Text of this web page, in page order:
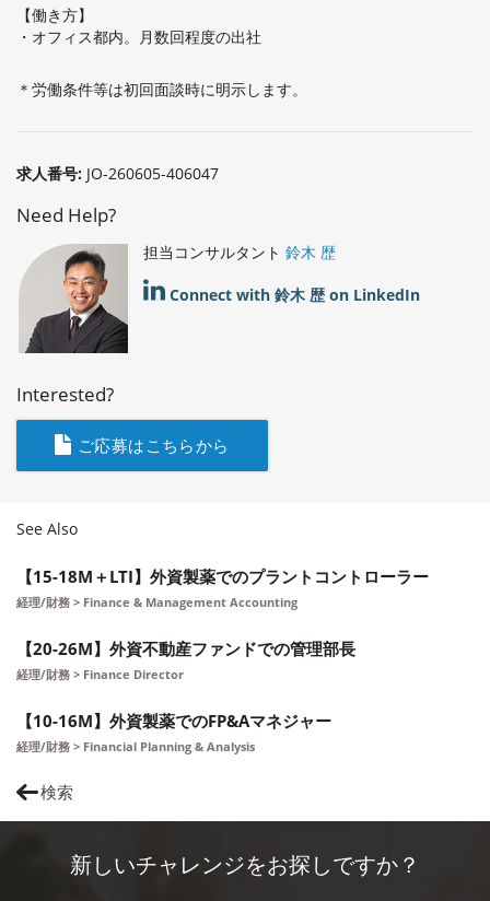
【働き方】
・オフィス都内。月数回程度の出社
＊労働条件等は初回面談時に明示します。
求人番号: JO-260605-406047
Need Help?
担当コンサルタント 鈴木 歴
Connect with 鈴木 歴 on LinkedIn
Interested?
ご応募はこちらから
See Also
【15-18M＋LTI】外資製薬でのプラントコントローラー
経理/財務 > Finance & Management Accounting
【20-26M】外資不動産ファンドでの管理部長
経理/財務 > Finance Director
【10-16M】外資製薬でのFP&Aマネジャー
経理/財務 > Financial Planning & Analysis
検索
新しいチャレンジをお探しですか？